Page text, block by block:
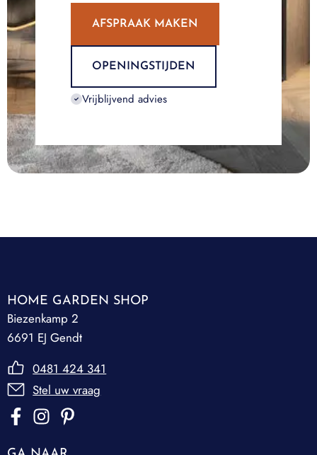
AFSPRAAK MAKEN
OPENINGSTIJDEN
Vrijblijvend advies
HOME GARDEN SHOP
Biezenkamp 2
6691 EJ Gendt
0481 424 341
Stel uw vraag